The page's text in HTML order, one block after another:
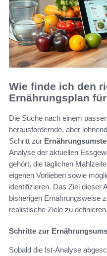
Wie finde ich den
Ernährungsplan
Die Suche nach einem
herausfordernde, aber
Schritt zur
Analyse der aktuellen
gehört, die täglichen
eigenen Vorlieben sowie
identifizieren. Das Ziel dieser
bisherigen Ernährungsweise
realistische Ziele zu
Schritte zur
Sobald die Ist-Analyse